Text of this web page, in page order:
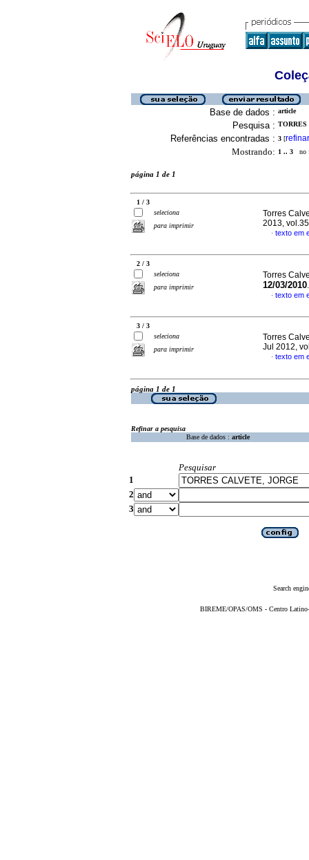
Base de dados : article
Pesquisa :
Referências encontradas : 3 [refinar
Mostrando: 1 .. 3 no
página 1 de 1
1 / 3
seleciona
para imprimir
Torres
2013,
· texto em
2 / 3
seleciona
para imprimir
Torres
12/03/2010
· texto em
3 / 3
seleciona
para imprimir
Torres
Jul 2012,
· texto em
página 1 de 1
Refinar a pesquisa
Base de dados : article
Pesquisar
1
2
3
Search
BIREME/OPAS/OMS - Centro Latino-